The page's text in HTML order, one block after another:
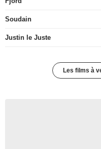
Soudain
Justin le Juste
Les films à